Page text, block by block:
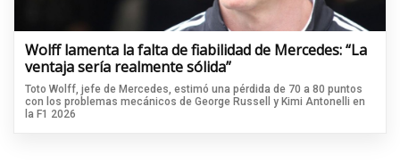
Wolff lamenta la falta de fiabilidad de Mercedes: “La
ventaja sería realmente sólida”
Toto Wolff, jefe de Mercedes, estimó una pérdida de 70 a 80 puntos
con los problemas mecánicos de George Russell y Kimi Antonelli en
la F1 2026